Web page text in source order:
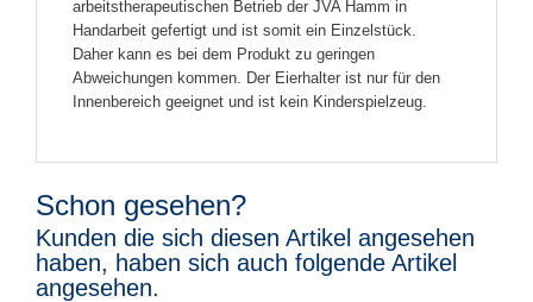
arbeitstherapeutischen Betrieb der JVA Hamm in
Handarbeit gefertigt und ist somit ein Einzelstück.
Daher kann es bei dem Produkt zu geringen
Abweichungen kommen. Der Eierhalter ist nur für den
Innenbereich geeignet und ist kein Kinderspielzeug.
Schon gesehen?
Kunden die sich diesen Artikel angesehen
haben, haben sich auch folgende Artikel
angesehen.